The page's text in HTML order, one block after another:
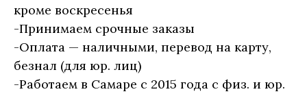
кроме воскресенья
-Принимаем срочные заказы
-Оплата — наличными, перевод на карту,
безнал (для юр. лиц)
-Работаем в Самаре с 2015 года с физ. и юр.